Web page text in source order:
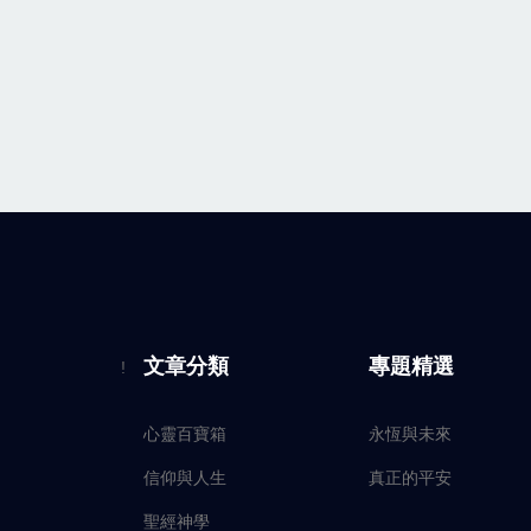
! 文章分類
心靈百寶箱
信仰與人生
聖經神學
專題精選
永恆與未來
真正的平安